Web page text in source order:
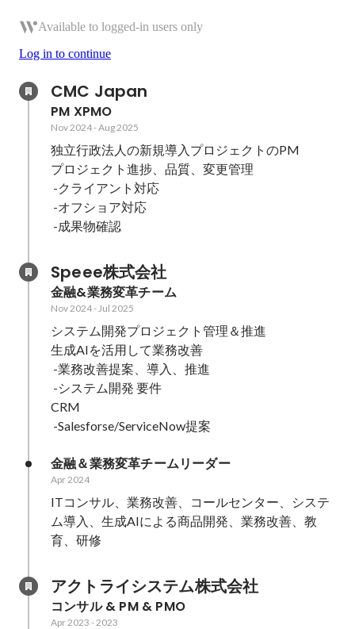
Available to logged-in users only
Log in to continue
CMC Japan
PM XPMO
Nov 2024-Aug 2025
独立行政法人の新規導入プロジェクトのPM
プロジェクト進捗、品質、変更管理
Speee株式会社
金融&業務変革チーム
Nov 2024-Jul 2025
システム開発プロジェクト管理＆推進
生成AIを活用して業務改善
CRM
-Salesforse/ServiceNow提案
金融＆業務変革チームリーダー
Apr 2024
ITコンサル、業務改善、コールセンター、システ
ム導入、生成AIによる商品開発、業務改善、教
アクトライシステム株式会社
コンサル & PM & PMO
Apr 2023 -2023